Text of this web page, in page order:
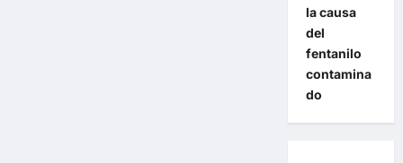
la causa
del
fentanilo
contamina
do